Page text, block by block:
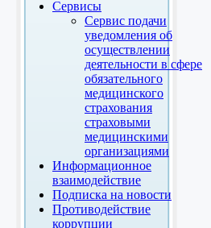
Сервисы
Сервис подачи
уведомления об
осуществлении
деятельности в сфере
обязательного
медицинского
страхования
страховыми
медицинскими
организациями
Информационное
взаимодействие
Подписка на новости
Противодействие
коррупции